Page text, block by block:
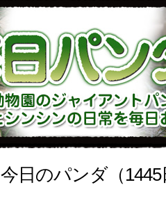
今日のパンダ（1445